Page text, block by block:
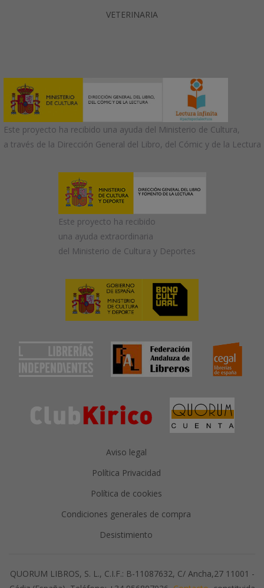
VETERINARIA
Este proyecto ha recibido una ayuda del Ministerio de Cultura,
a través de la Dirección General del Libro, del Cómic y de la Lectura
Este proyecto ha recibido
una ayuda extraordinaria
del Ministerio de Cultura y Deportes
Aviso legal
Política Privacidad
Política de cookies
Condiciones generales de compra
Desistimiento
QUORUM LIBROS, S. L., C.I.F.: B-11087632, C/ Ancha,27 11001 -